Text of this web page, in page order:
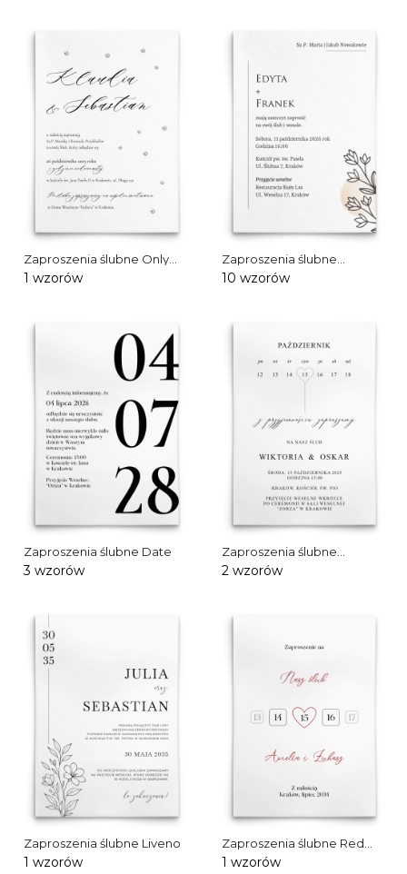
Zaproszenia ślubne Only
You
1 wzorów
Zaproszenia ślubne
Madlen
10 wzorów
Zaproszenia ślubne Date
3 wzorów
Zaproszenia ślubne
Affection
2 wzorów
Zaproszenia ślubne Liveno
1 wzorów
Zaproszenia ślubne Red
Heart
1 wzorów